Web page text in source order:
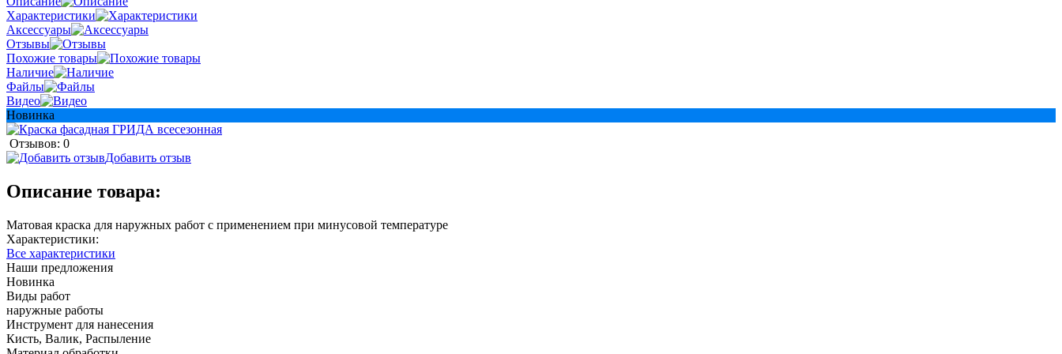
Характеристики
Аксессуары
Отзывы
Похожие товары
Наличие
Файлы
Видео
Новинка
Отзывов: 0
Добавить отзыв
Описание товара:
Матовая краска для наружных работ с применением при минусовой температуре
Характеристики:
Все характеристики
Наши предложения
Новинка
Виды работ
наружные работы
Инструмент для нанесения
Кисть, Валик, Распыление